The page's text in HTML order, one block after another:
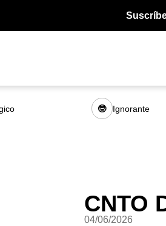
🤓 Ignorante
CNTO
04/06/2026